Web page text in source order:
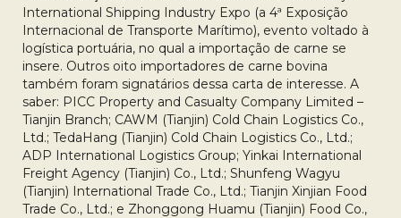
International Shipping Industry Expo (a 4ª Exposição
Internacional de Transporte Marítimo), evento voltado à
logística portuária, no qual a importação de carne se
insere. Outros oito importadores de carne bovina
também foram signatários dessa carta de interesse. A
saber: PICC Property and Casualty Company Limited –
Tianjin Branch; CAWM (Tianjin) Cold Chain Logistics Co.,
Ltd.; TedaHang (Tianjin) Cold Chain Logistics Co., Ltd.;
ADP International Logistics Group; Yinkai International
Freight Agency (Tianjin) Co., Ltd.; Shunfeng Wagyu
(Tianjin) International Trade Co., Ltd.; Tianjin Xinjian Food
Trade Co., Ltd.; e Zhonggong Huamu (Tianjin) Food Co.,